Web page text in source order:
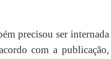
precisou ser internada
com a publicação,